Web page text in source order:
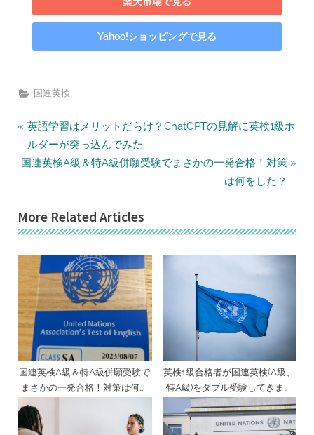
Yahoo!ショッピングで見る
国連英検
投
稿
ナ
ー
ョ
ン
P
r
e
o
u
s
o
s
t
:
英語学習はメリットだらけ？ChatGPTの見解に英検1級ホ
ルダーが突っ込んでみた
N
t
P
o
:
国連英検A級＆特A級併願受験でまさかの一発合格！対策
は何をした？
More Related Articles
国連英検A級＆特A級併願受験で
まさかの一発合格！対策は何を
英検1級合格者が国連英検(A級、
特A級)をダブル受験してきまし
た (筆記試験編)